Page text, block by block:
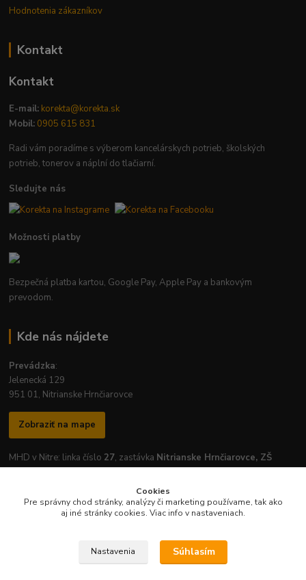
Hodnotenia zákazníkov
Kontakt
Kontakt
E-mail: korekta@korekta.sk
Mobil: 0905 615 831
Radi vám poradíme s výberom kancelárskych potrieb, školských
potrieb, tonerov a náplní do tlačiarní.
Sledujte nás
Možnosti platby
Bezpečná platba kartou, Google Pay, Apple Pay a bankovým
prevodom.
Kde nás nájdete
Prevádzka:
Jelenecká 129
951 01, Nitrianske Hrnčiarovce
Zobraziť na mape
MHD v Nitre: linka číslo 27, zastávka Nitrianske Hrnčiarovce, ZŠ
Otváracie hodiny prevádzky:
Cookies
Pre správny chod stránky, analýzy či marketing používame, tak ako
aj iné stránky cookies. Viac info v nastaveniach.
Nastavenia Súhlasím